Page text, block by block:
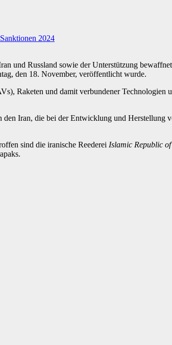
2024
und Russland sowie der Unterstützung
den 18. November, veröffentlicht wurde.
Raketen und damit verbundener Technologien
Iran, die bei der Entwicklung und Herstellung
sind die iranische Reederei Islamic Republic